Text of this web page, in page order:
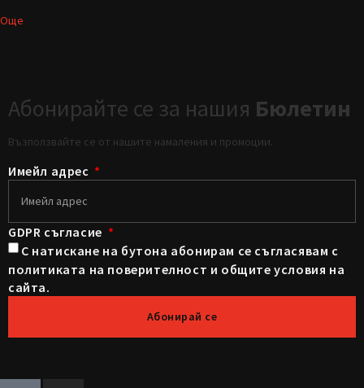
Още
Абонирайте се за нашия Бюлетин
Възползвайте се от нашите намаления и промоции.
Имейл адрес
GDPR съгласие
С натискане на бутона абонирам се съгласявам с
политиката на поверителност и общите условия на
сайта.
Абонирай се